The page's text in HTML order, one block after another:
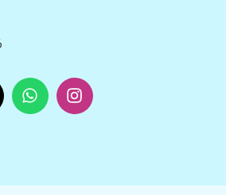
W
h
a
p
I
n
s
r